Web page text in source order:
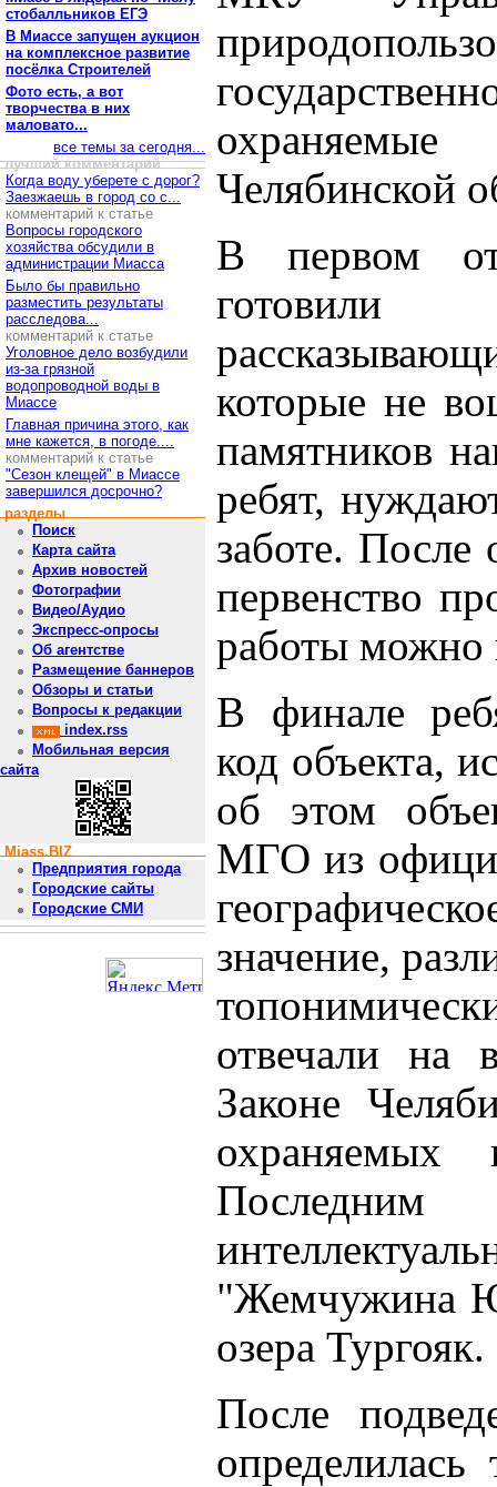
стобалльников ЕГЭ
В Миассе запущен аукцион
на комплексное развитие
посёлка Строителей
Фото есть, а вот
творчества в них
маловато...
все темы за сегодня...
лучший комментарий
Когда воду уберете с дорог?
Заезжаешь в город со с...
комментарий к статье
Вопросы городского
хозяйства обсудили в
администрации Миасса
Было бы правильно
разместить результаты
расследова...
комментарий к статье
Уголовное дело возбудили
из-за грязной
водопроводной воды в
Миассе
Главная причина этого, как
мне кажется, в погоде....
комментарий к статье
"Сезон клещей" в Миассе
завершился досрочно?
разделы
Поиск
Карта сайта
Архив новостей
Фотографии
Видео/Аудио
Экспресс-опросы
Об агентстве
Размещение баннеров
Обзоры и статьи
Вопросы к редакции
index.rss
Мобильная версия
сайта
Miass.BIZ
Предприятия города
Городские сайты
Городские СМИ
охраняемые
Челябинской
В первом
готовили
которые не
памятников
ребят,
заботе. После
первенство
работы можно
В финале
код объекта,
об этом
МГО из
значение,
отвечали на
Законе
охраняемых
"Жемчужина
озера Тургояк.
После